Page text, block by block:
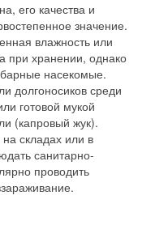
его качества и
значение.
влажность или
при хранении, однако
насекомые.
долгоносиков среди
готовой мукой
(капровый жук).
складах или в
санитарно-
проводить